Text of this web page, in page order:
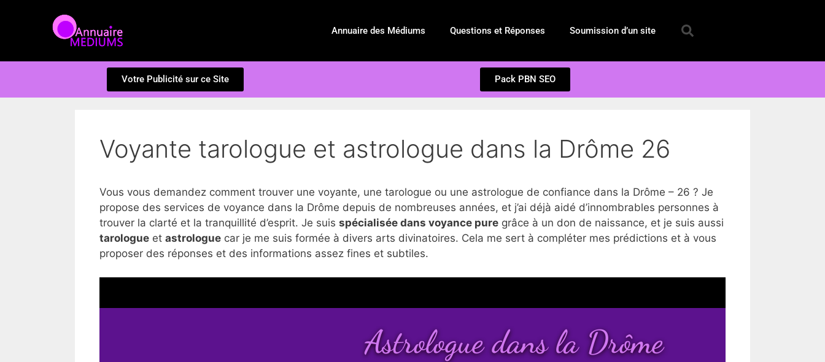
Annuaire des Médiums Questions et Réponses Soumission d’un site
Votre Publicité sur ce Site Pack PBN SEO
Voyante tarologue et astrologue dans la Drôme 26
Vous vous demandez comment trouver une voyante, une tarologue ou une astrologue de confiance dans la Drôme – 26 ? Je
propose des services de voyance dans la Drôme depuis de nombreuses années, et j’ai déjà aidé d’innombrables personnes à
trouver la clarté et la tranquillité d’esprit. Je suis spécialisée dans voyance pure grâce à un don de naissance, et je suis aussi
tarologue et astrologue car je me suis formée à divers arts divinatoires. Cela me sert à compléter mes prédictions et à vous
proposer des réponses et des informations assez fines et subtiles.
Astrologue dans la Drôme